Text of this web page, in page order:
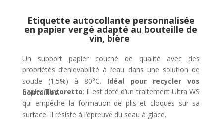
Etiquette autocollante personnalisée
en papier vergé adapté au bouteille de
vin, bière
Un support papier couché de qualité avec des
propriétés d’enlevabilité à l’eau dans une solution de
soude (1,5%) à 80°C. Idéal pour recycler vos
bouteilles.
PapierTintoretto: Il est doté d’un traitement Ultra WS
qui empêche la formation de plis et cloques sur sa
surface. Il résiste à l’épreuve du seau à glace.